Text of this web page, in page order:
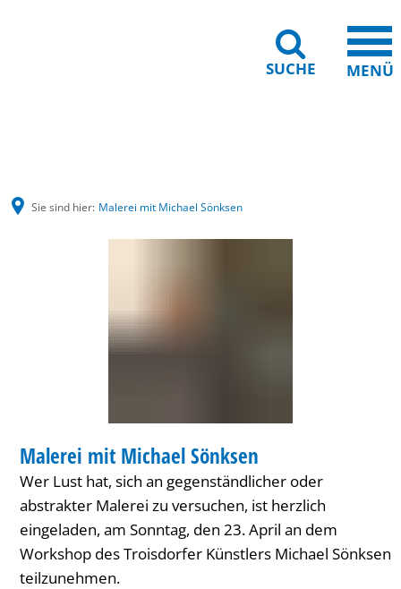
SUCHE MENÜ
Sie sind hier: Malerei mit Michael Sönksen
KATEGORIE: WORKSHOP
Malerei mit Michael Sönksen
Wer Lust hat, sich an gegenständlicher oder
abstrakter Malerei zu versuchen, ist herzlich
eingeladen, am Sonntag, den 23. April an dem
Workshop des Troisdorfer Künstlers Michael Sönksen
teilzunehmen.